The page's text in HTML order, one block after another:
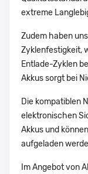
extreme
Zudem haben
Zyklenfestigkeit,
Entlade-Zyklen
Akkus sorgt bei
Die kompatiblen
elektronischen
Akkus und
aufgeladen
Im Angebot von